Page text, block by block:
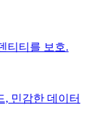
티티를 보호.
, 민감한 데이터